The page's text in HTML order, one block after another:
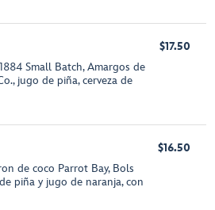
Small Batch, Amargos de
jugo de piña, cerveza de
$17.50
de coco Parrot Bay, Bols
piña y jugo de naranja, con
$16.50